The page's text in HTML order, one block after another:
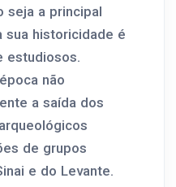
seja a principal
sua historicidade é
estudiosos.
não
a saída dos
de grupos
e do Levante.